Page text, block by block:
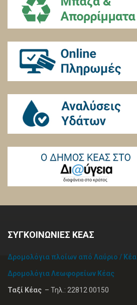
ΣΥΓΚΟΙΝΩΝΙΕΣ ΚΕΑΣ
Δρομολόγια πλοίων από Λαύριο / Κέα
Δρομολόγια Λεωφορείων Κέας
Ταξί Κέας – Τηλ.: 22812 00150